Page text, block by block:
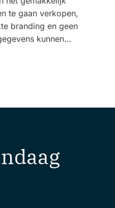
te gaan verkopen,
branding en geen
kunnen…